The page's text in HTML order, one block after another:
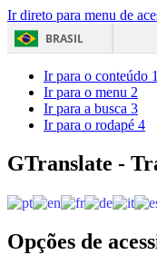
Ir direto para menu de
BRASIL
Ir para o conteúdo 1
Ir para o menu 2
Ir para a busca 3
Ir para o rodapé 4
GTranslate -
Opções de